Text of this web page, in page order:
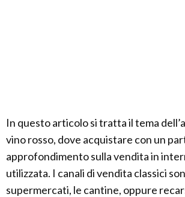
In questo articolo si tratta il tema
vino rosso, dove acquistare con un
approfondimento sulla vendita in
utilizzata. I canali di vendita classici
supermercati, le cantine, oppure